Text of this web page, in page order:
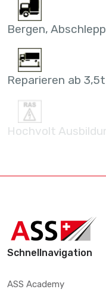
Bergen,
Reparieren ab 3,5t
Hochvolt
Schnellnavigation
ASS Academy